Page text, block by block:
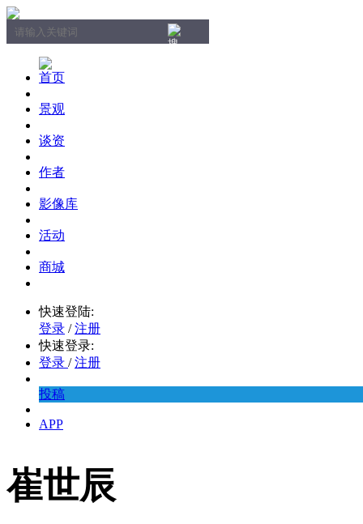
首页
景观
谈资
作者
影像库
活动
商城
快速登陆:
登录 / 注册
快速登录:
登录 / 注册
投稿
APP
崔世辰